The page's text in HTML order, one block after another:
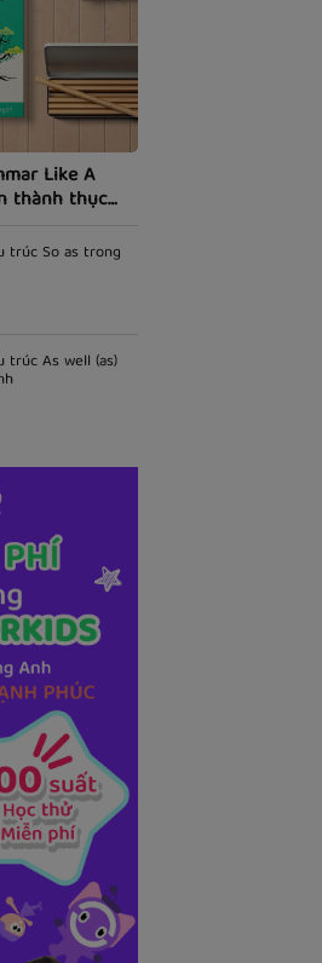
Like A
thành thục
trúc So as trong
trúc As well (as)